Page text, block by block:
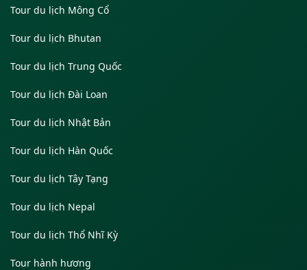
Tour du lịch Mông Cổ
Tour du lịch Bhutan
Tour du lịch Trung Quốc
Tour du lịch Đài Loan
Tour du lịch Nhật Bản
Tour du lịch Hàn Quốc
Tour du lịch Tây Tạng
Tour du lịch Nepal
Tour du lịch Thổ Nhĩ Kỳ
Tour hành hương